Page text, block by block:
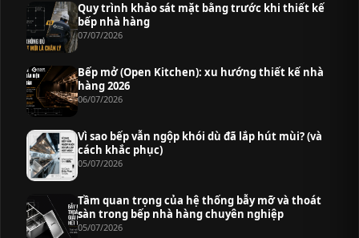
Quy trình khảo sát mặt bằng trước khi thiết kế
bếp nhà hàng
07/07/2026
Bếp mở (Open Kitchen): xu hướng thiết kế nhà
hàng 2026
06/07/2026
Vì sao bếp vẫn ngộp khói dù đã lắp hút mùi? (và
cách khắc phục)
05/07/2026
Tầm quan trọng của hệ thống bẫy mỡ và thoát
sàn trong bếp nhà hàng chuyên nghiệp
05/07/2026